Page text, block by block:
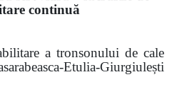
continuă
a tronsonului de cale
Etulia-Giurgiulești